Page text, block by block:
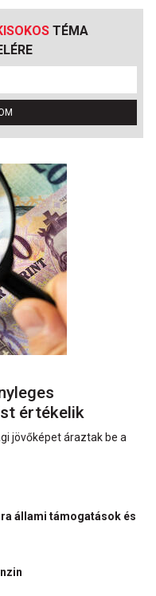
TÉMA
értékelik
jövőképet áraztak be a
állami támogatások és